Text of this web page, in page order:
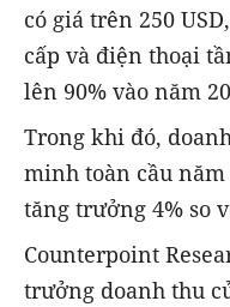
có giá trên 250
cấp và điện thoại
lên 90% vào năm
Trong khi đó,
minh toàn cầu
tăng trưởng 4% so
Counterpoint
trưởng doanh thu